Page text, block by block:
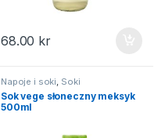
68.00 kr
Napoje i soki, Soki
Sok vege słoneczny meksyk
500ml